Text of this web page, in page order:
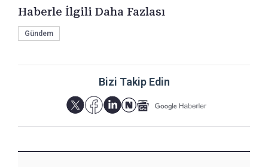
Haberle İlgili Daha Fazlası
Gündem
Bizi Takip Edin